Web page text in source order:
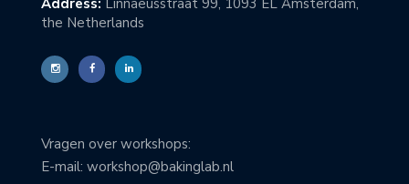
the Netherlands
Vragen over workshops:
E-mail: workshop@bakinglab.nl